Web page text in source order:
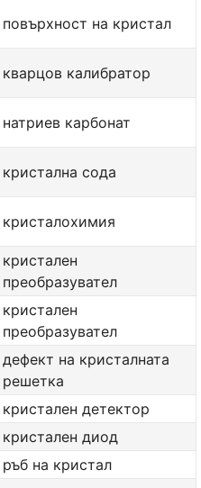
повърхност на кристал
кварцов калибратор
натриев карбонат
кристална сода
кристалохимия
кристален
преобразувател
кристален
преобразувател
дефект на кристалната
решетка
кристален детектор
кристален диод
ръб на кристал